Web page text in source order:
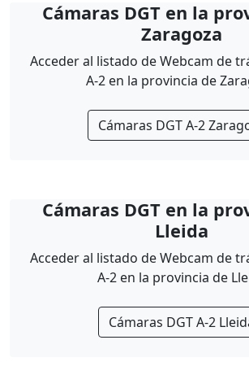
Cámaras DGT en la
Zaragoza
Acceder al listado de Webcam de
A-2 en la provincia de
Cámaras DGT A-2
Cámaras DGT en la
Lleida
Acceder al listado de Webcam de
A-2 en la provincia de
Cámaras DGT A-2